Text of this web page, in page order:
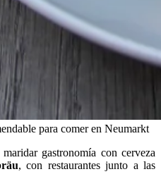
para comer en Neumarkt
gastronomía con cerveza
, con restaurantes junto a las